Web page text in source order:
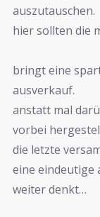
auszutauschen.
hier sollten die
bringt eine
ausverkauf.
anstatt mal
vorbei
die letzte
eine eindeutige
weiter denkt…